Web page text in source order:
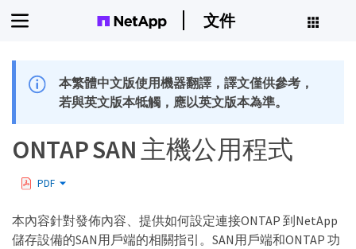
文件
本繁體中文版使用機器翻譯，譯文僅供參考，
若與英文版本牴觸，應以英文版本為準。
ONTAP SAN 主機公用程式
PDF
本內容針對發佈內容、提供如何設定連接ONTAP 到NetApp
儲存設備的SAN用戶端的相關指引。SAN用戶端和ONTAP 功